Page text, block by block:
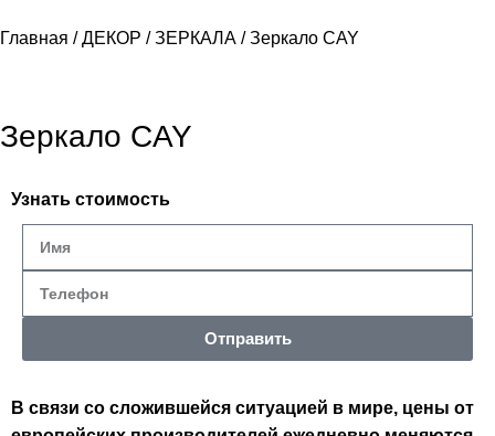
Главная ДЕКОР ЗЕРКАЛА Зеркало CAY
Зеркало CAY
Узнать стоимость
Отправить
В связи со сложившейся ситуацией в мире, цены от